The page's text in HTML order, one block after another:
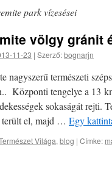
park vízesései
völgy gránit
11-23 | Szerző:bognarjn
nagyszerű természeti
Központi tengelye a 13
sokaságát rejti.
el, majd … Egy
Világa, blog | Címke: